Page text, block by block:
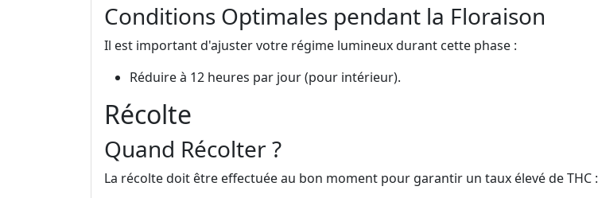
Conditions Optimales pendant la Floraison
Il est important d'ajuster votre régime lumineux durant cette phase :
Réduire à 12 heures par jour (pour intérieur).
Récolte
Quand Récolter ?
La récolte doit être effectuée au bon moment pour garantir un taux élevé de THC :